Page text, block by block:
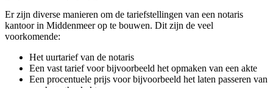
Er zijn diverse manieren om de tariefstellingen van een notaris
kantoor in Middenmeer op te bouwen. Dit zijn de veel
voorkomende:
Het uurtarief van de notaris
Een vast tarief voor bijvoorbeeld het opmaken van een akte
Een procentuele prijs voor bijvoorbeeld het laten passeren van